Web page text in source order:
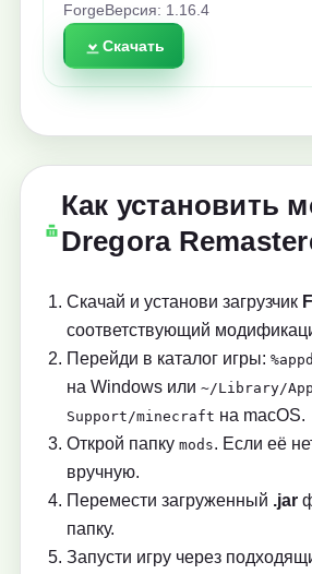
ForgeВерсия: 1.16.4
Скачать
Как установить
Dregora
Скачай и установи загрузчик
соответствующий
Перейди в каталог игры:
на Windows или ~/Library/
Support/minecraft на macOS.
Открой папку mods. Если её
вручную.
Перемести загруженный .jar
папку.
Запусти игру через